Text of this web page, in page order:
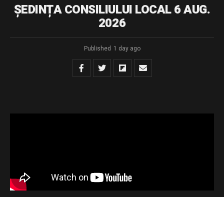
ȘEDINȚA CONSILIULUI LOCAL 6 AUG.
2026
Published 1 day ago